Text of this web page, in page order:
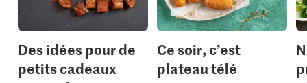
Des idées pour de
petits cadeaux
Ce soir, c’est
plateau télé